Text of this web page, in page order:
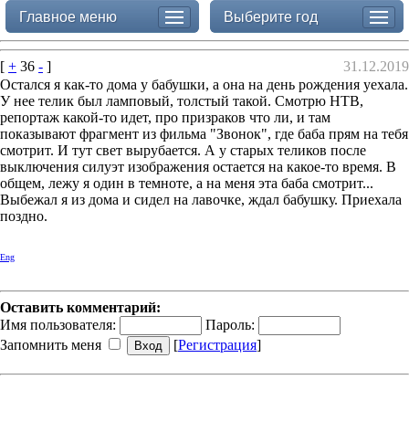
Главное меню
Выберите год
[ + 36 - ]
31.12.2019
Остался я как-то дома у бабушки, а она на день рождения уехала.
У нее телик был ламповый, толстый такой. Смотрю НТВ,
репортаж какой-то идет, про призраков что ли, и там
показывают фрагмент из фильма "Звонок", где баба прям на тебя
смотрит. И тут свет вырубается. А у старых теликов после
выключения силуэт изображения остается на какое-то время. В
общем, лежу я один в темноте, а на меня эта баба смотрит...
Выбежал я из дома и сидел на лавочке, ждал бабушку. Приехала
поздно.
Eng
Оставить комментарий:
Имя пользователя:
Пароль:
Запомнить меня
[Регистрация]